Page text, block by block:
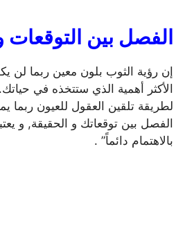
الفصل بين التوقعات
إن رؤية الثوب بلون معين ربما لن
الأكثر أهمية الذي ستتخذه في
لطريقة تلقين العقول للعيون
الفصل بين توقعاتك و الحقيقة, و
بالاهتمام دائماً” .